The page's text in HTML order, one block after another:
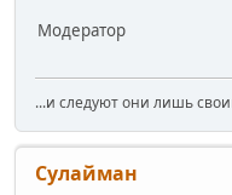
Модератор
...и следуют они лишь
Сулайман